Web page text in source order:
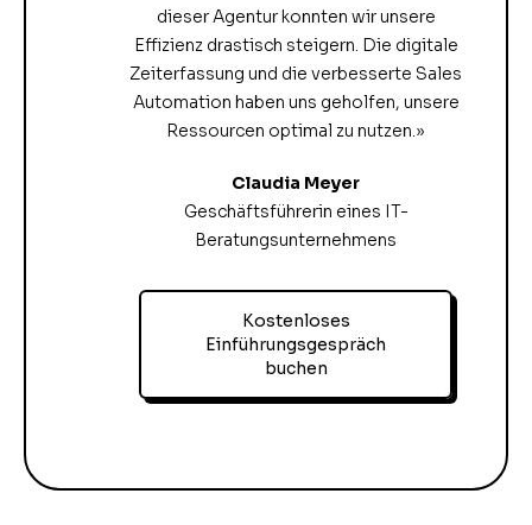
dieser Agentur konnten wir unsere
Effizienz drastisch steigern. Die digitale
Zeiterfassung und die verbesserte Sales
Automation haben uns geholfen, unsere
Ressourcen optimal zu nutzen.»
Claudia Meyer
Geschäftsführerin eines IT-
Beratungsunternehmens
Kostenloses
Einführungsgespräch
buchen